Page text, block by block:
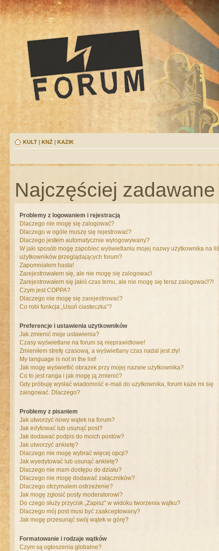
KULT | KNŻ | KAZIK
Najczęściej
Problemy z logowaniem i rejestracją
Dlaczego nie mogę się zalogować?
Dlaczego w ogóle muszę się rejestrować?
Dlaczego jestem automatycznie wylogowywany?
W jaki sposób mogę zapobiec wyświetlaniu mojej nazwy użytkownika na
użytkowników przeglądających forum?
Zapomniałem hasła!
Zarejestrowałem się, ale nie mogę się zalogować!
Zarejestrowałem się jakiś czas temu, ale nie mogę się teraz zalogować!?!
Czym jest COPPA?
Dlaczego nie mogę się zarejestrować?
Co robi funkcja „Usuń ciasteczka”?
Preferencje i ustawienia użytkowników
Jak zmienić moje ustawienia?
Czasy wyświetlane na forum są nieprawidłowe!
Zmieniłem strefę czasową, a wyświetlany czas nadal jest zły!
My language is not in the list!
Jak mogę wyświetlić obrazek przy mojej nazwie użytkownika?
Co to jest ranga i jak mogę ją zmienić?
Gdy próbuję wysłać wiadomość e-mail do użytkownika, forum każe mi się
zalogować. Dlaczego?
Problemy z pisaniem
Jak utworzyć nowy wątek na forum?
Jak edytować lub usunąć post?
Jak dodawać podpis do moich postów?
Jak utworzyć ankietę?
Dlaczego nie mogę wybrać więcej opcji?
Jak wyedytować lub usunąć ankietę?
Dlaczego nie mam dostępu do działu?
Dlaczego nie mogę dodawać załączników?
Dlaczego otrzymałem ostrzeżenie?
Jak mogę zgłosić posty moderatorowi?
Do czego służy przycisk „Zapisz” w widoku tworzenia wątku?
Dlaczego mój post musi być zaakceptowany?
Jak mogę przesunąć swój wątek w górę?
Formatowanie i rodzaje wątków
Czym są ogłoszenia globalne?